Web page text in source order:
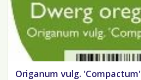
Origanum vulg. 'Compactum'